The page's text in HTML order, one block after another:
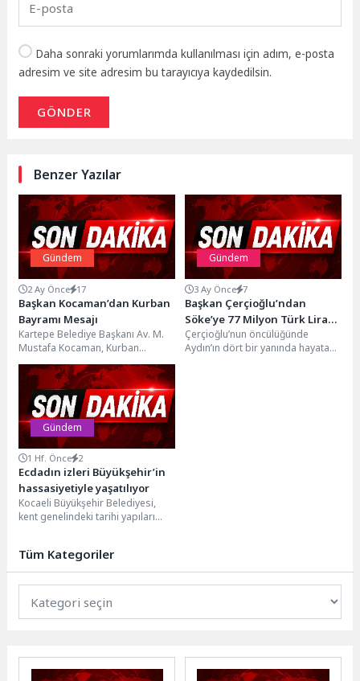
Daha sonraki yorumlarımda kullanılması için adım, e-posta
adresim ve site adresim bu tarayıcıya kaydedilsin.
GÖNDER
Benzer Yazılar
Gündem
2 Ay Önce 17
Başkan Kocaman’dan Kurban
Bayramı Mesajı
Kartepe Belediye Başkanı Av. M.
Mustafa Kocaman, Kurban
Bayramı dolayısıyla yayınladığı
mesajında birlik, beraberlik,
dayanışma...
Gündem
3 Ay Önce 7
Başkan Çerçioğlu’ndan
Söke’ye 77 Milyon Türk Lirası
Değerinde Altyapı Yatırımı
Çerçioğlu’nun öncülüğünde
Aydın’ın dört bir yanında hayata
Gündem
1 Hf. Önce 2
Ecdadın izleri Büyükşehir’in
hassasiyetiyle yaşatılıyor
Kocaeli Büyükşehir Belediyesi,
kent genelindeki tarihi yapıları
dönemine...
Tüm Kategoriler